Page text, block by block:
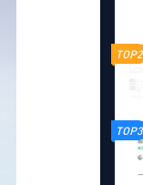
TOP2
TOP3